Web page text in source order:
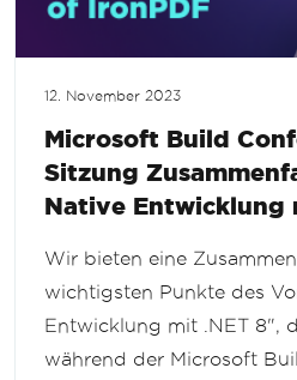
12. November 2023
Microsoft Build
Sitzung
Native Entwicklung
Wir bieten eine
wichtigsten Punkte des
Entwicklung mit .NET 8",
während der Microsoft